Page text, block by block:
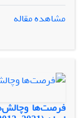
آن بر سایر
ژئوپلتیکی این
جمهوری‌ اسلامی‌
از نظریه
کریدور زنگه‌زور
مشاهده مقاله
فرصت‌ها